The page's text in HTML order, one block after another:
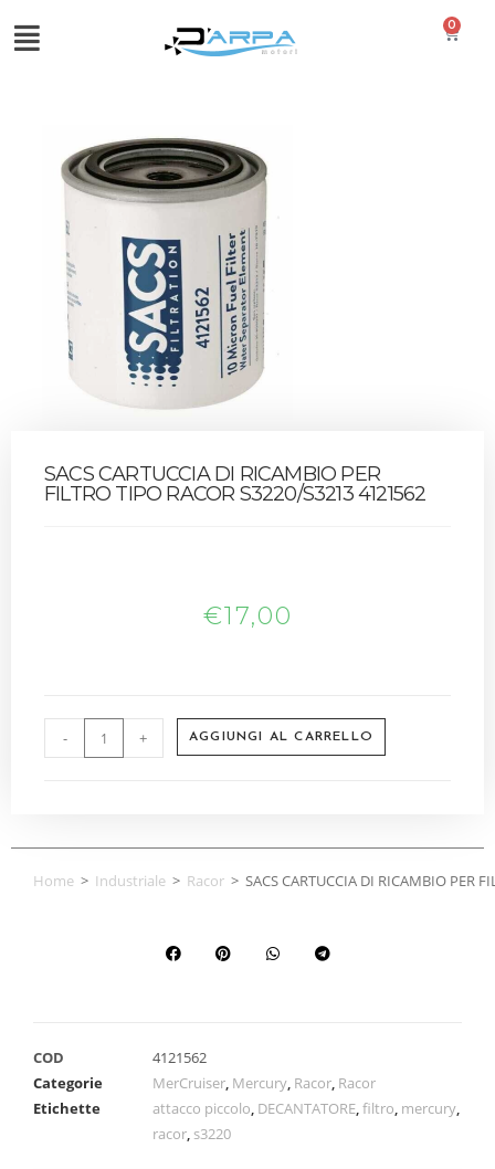
0
SACS CARTUCCIA DI RICAMBIO PER
FILTRO TIPO RACOR S3220/S3213 4121562
€17,00
- + AGGIUNGI AL CARRELLO
Home > Industriale > Racor > SACS CARTUCCIA DI RICAMBIO PER
COD
4121562
Categorie
MerCruiser, Mercury, Racor, Racor
Etichette
attacco piccolo, DECANTATORE,filtro, mercury,
racor, s3220